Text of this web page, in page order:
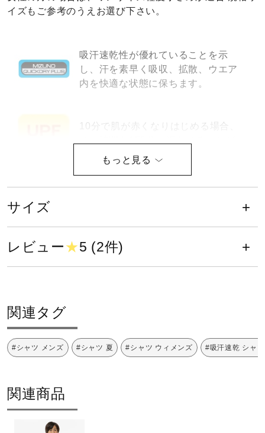
健康／エクササイズ
ジュニア／キッズ
コラボ／ライセンス
セール
その他
直営店一覧
取扱店一覧
イズもご参考のうえお選び下さい。
吸汗速乾性が優れていることを示
し、汗を素早く吸収、拡散、ウエア
内を快適な状態に保ちます。
10分で肌が赤くなりはじめる場合、
可能な数値がUPF15。
塩素系及び酸素系漂白剤の使用禁止
サイズ
レビュー★5 (2件)
関連タグ
#シャツ メンズ #シャツ 夏 #シャツ ウィメンズ #吸汗速乾 シャツ
関連商品